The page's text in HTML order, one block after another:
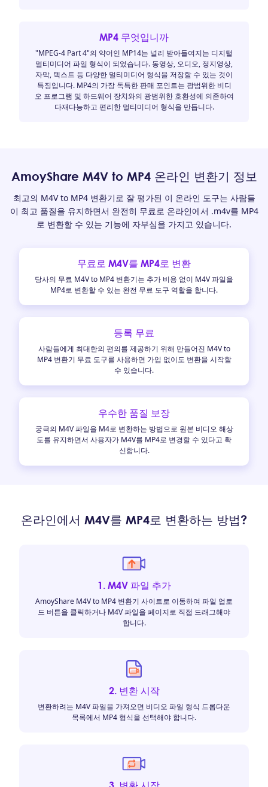
MP4 무엇입니까
"MPEG-4 Part 4"의 약어인 MP14는 널리 받아들여지는 디지털
멀티미디어 파일 형식이 되었습니다. 동영상, 오디오, 정지영상,
자막, 텍스트 등 다양한 멀티미디어 형식을 저장할 수 있는 것이
특징입니다. MP4의 가장 독특한 판매 포인트는 광범위한 비디
오 프로그램 및 하드웨어 장치와의 광범위한 호환성에 의존하여
다재다능하고 편리한 멀티미디어 형식을 만듭니다.
AmoyShare M4V to MP4 온라인 변환기 정보
최고의 M4V to MP4 변환기로 잘 평가된 이 온라인 도구는 사람들
이 최고 품질을 유지하면서 완전히 무료로 온라인에서 .m4v를 MP4
로 변환할 수 있는 기능에 자부심을 가지고 있습니다.
무료로 M4V를 MP4로 변환
당사의 무료 M4V to MP4 변환기는 추가 비용 없이 M4V 파일을
MP4로 변환할 수 있는 완전 무료 도구 역할을 합니다.
등록 무료
사람들에게 최대한의 편의를 제공하기 위해 만들어진 M4V to
MP4 변환기 무료 도구를 사용하면 가입 없이도 변환을 시작할
수 있습니다.
우수한 품질 보장
궁극의 M4V 파일을 M4로 변환하는 방법으로 원본 비디오 해상
도를 유지하면서 사용자가 M4V를 MP4로 변경할 수 있다고 확
신합니다.
온라인에서 M4V를 MP4로 변환하는 방법?
1. M4V 파일 추가
AmoyShare M4V to MP4 변환기 사이트로 이동하여 파일 업로
드 버튼을 클릭하거나 M4V 파일을 페이지로 직접 드래그해야
합니다.
2. 변환 시작
변환하려는 M4V 파일을 가져오면 비디오 파일 형식 드롭다운
목록에서 MP4 형식을 선택해야 합니다.